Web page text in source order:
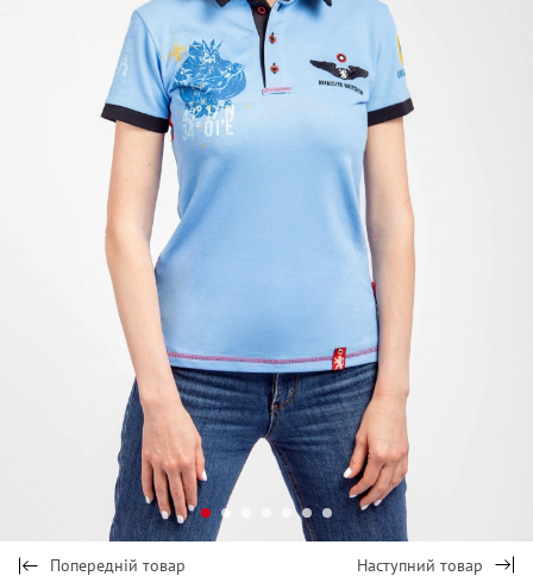
Попередній товар Наступний товар